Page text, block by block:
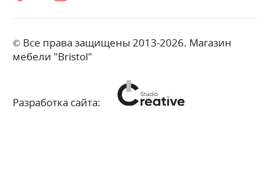
© Все права защищены 2013-2026. Магазин
мебели "Bristol"
Разработка сайта: